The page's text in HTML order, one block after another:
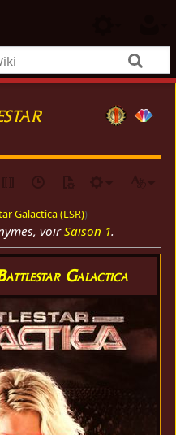
Galactica (LSR))
voirSaison 1.
Galactica